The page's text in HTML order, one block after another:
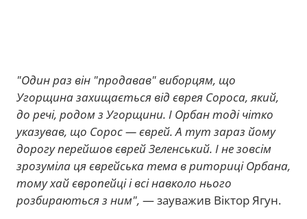
"Один раз він "продавав" виборцям, що
Угорщина захищається від єврея Сороса, який,
до речі, родом з Угорщини. І Орбан тоді чітко
указував, що Сорос — єврей. А тут зараз йому
дорогу перейшов єврей Зеленський. І не зовсім
зрозуміла ця єврейська тема в риториці Орбана,
тому хай європейці і всі навколо нього
розбираються з ним", — зауважив Віктор Ягун.